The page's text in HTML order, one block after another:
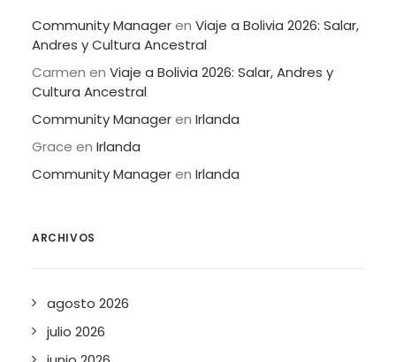
Community Manageren Viaje a Bolivia 2026: Salar,
Andres y Cultura Ancestral
Carmen en Viaje a Bolivia 2026: Salar, Andres y
Cultura Ancestral
Community Manageren Irlanda
Grace en Irlanda
Community Manageren Irlanda
ARCHIVOS
agosto 2026
julio 2026